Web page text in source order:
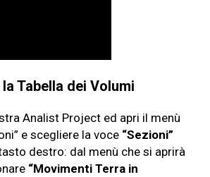
Tabella dei Volumi
Analist Project ed apri il menù
e scegliere la voce “Sezioni”
destro: dal menù che si aprirà
“Movimenti Terra in